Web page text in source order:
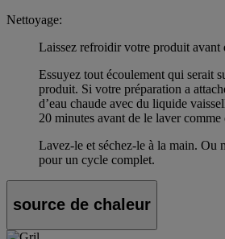
Nettoyage:
Laissez refroidir votre produit avant
Essuyez tout écoulement qui serait
produit. Si votre préparation a
d’eau chaude avec du liquide
20 minutes avant de le laver comme
Lavez-le et séchez-le à la main. Ou
pour un cycle complet.
source de chaleur